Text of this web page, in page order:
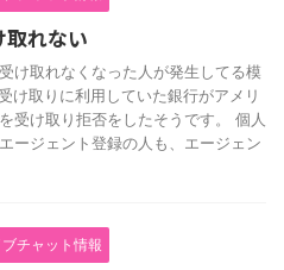
れない
け取れなくなった人が発生してる模
取りに利用していた銀行がアメリ
受け取り拒否をしたそうです。 個人
ージェント登録の人も、エージェン
チャット情報